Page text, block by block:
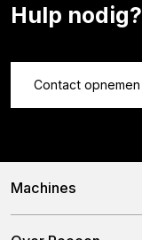
Hulp nodig?
Contact opnemen
Machines